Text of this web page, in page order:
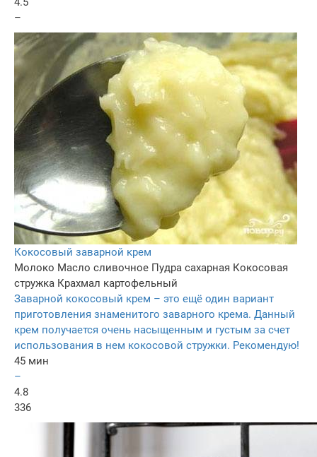
–
Кокосовый заварной крем
Молоко Масло сливочное Пудра сахарная Кокосовая
стружка Крахмал картофельный
Заварной кокосовый крем – это ещё один вариант
приготовления знаменитого заварного крема. Данный
крем получается очень насыщенным и густым за счет
использования в нем кокосовой стружки. Рекомендую!
45 мин
–
4.8
336